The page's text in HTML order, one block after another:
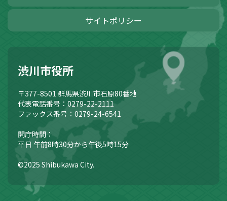
サイトポリシー
渋川市役所
〒377-8501 群馬県渋川市石原80番地
代表電話番号：0279-22-2111
ファックス番号：0279-24-6541
開庁時間：
平日 午前8時30分から午後5時15分
©2025 Shibukawa City.